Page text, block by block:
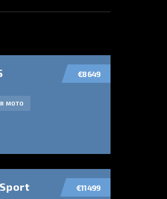
€8 649
MOTO
€11 499